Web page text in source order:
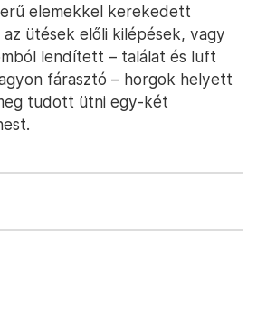
elemekkel kerekedett
ütések előli kilépések, vagy
lendített – találat és luft
fárasztó – horgok helyett
tudott ütni egy-két